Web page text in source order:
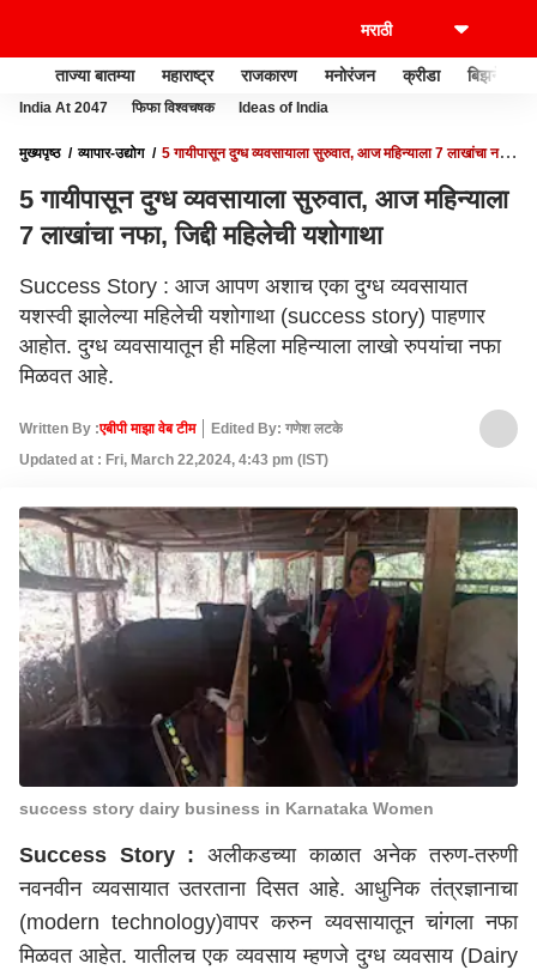
ताज्या बातम्या महाराष्ट्र राजकारण मनोरंजन क्रीडा बिझनेस
India At 2047 फिफा विश्वचषक Ideas of India
मुख्यपृष्ठ व्यापार-उद्योग
5 गायीपासून दुग्ध व्यवसायाला सुरुवात, आज महिन्याला 7 लाखांचा नफा,
5 गायीपासून दुग्ध व्यवसायाला सुरुवात, आज महिन्याला
7 लाखांचा नफा, जिद्दी महिलेची यशोगाथा
Success Story : आज आपण अशाच एका दुग्ध व्यवसायात
यशस्वी झालेल्या महिलेची यशोगाथा (success story) पाहणार
आहोत. दुग्ध व्यवसायातून ही महिला महिन्याला लाखो रुपयांचा नफा
मिळवत आहे.
Written By :एबीपी माझा वेब टीम
Edited By: गणेश लटके
Updated at : Fri, March 22,2024, 4:43 pm (IST)
success story dairy business in Karnataka Women
Success Story : अलीकडच्या काळात अनेक तरुण-तरुणी
नवनवीन व्यवसायात उतरताना दिसत आहे. आधुनिक तंत्रज्ञानाचा
(modern technology)वापर करुन व्यवसायातून चांगला नफा
मिळवत आहेत. यातीलच एक व्यवसाय म्हणजे दुग्ध व्यवसाय (Dairy